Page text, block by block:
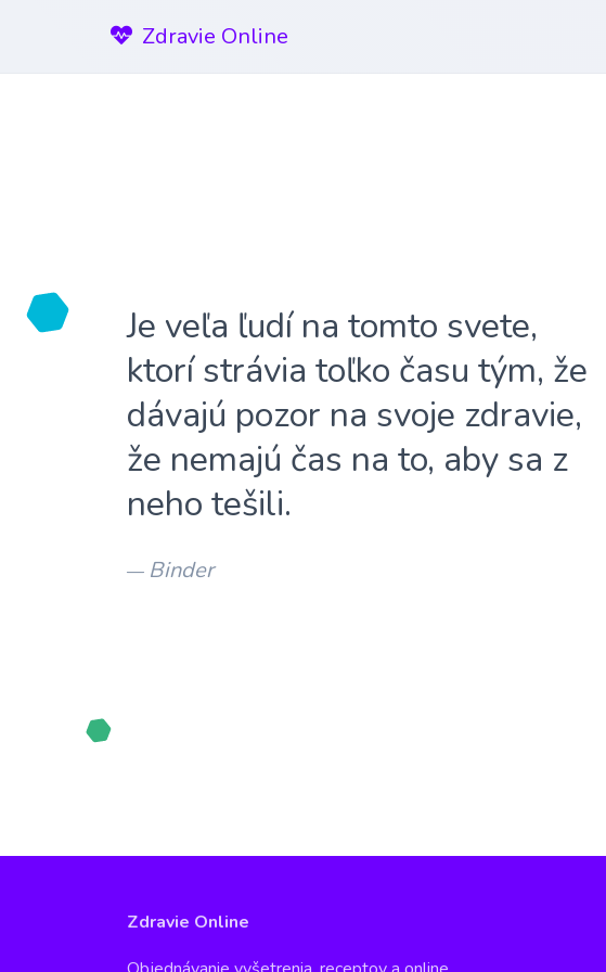
Zdravie Online
Je veľa ľudí na tomto svete,
ktorí strávia toľko času tým, že
dávajú pozor na svoje zdravie,
že nemajú čas na to, aby sa z
neho tešili.
— Binder
Zdravie Online